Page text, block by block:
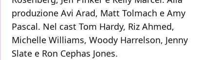
produzione Avi Arad, Matt Tolmach e Amy
Pascal. Nel cast Tom Hardy, Riz Ahmed,
Michelle Williams, Woody Harrelson, Jenny
Slate e Ron Cephas Jones.